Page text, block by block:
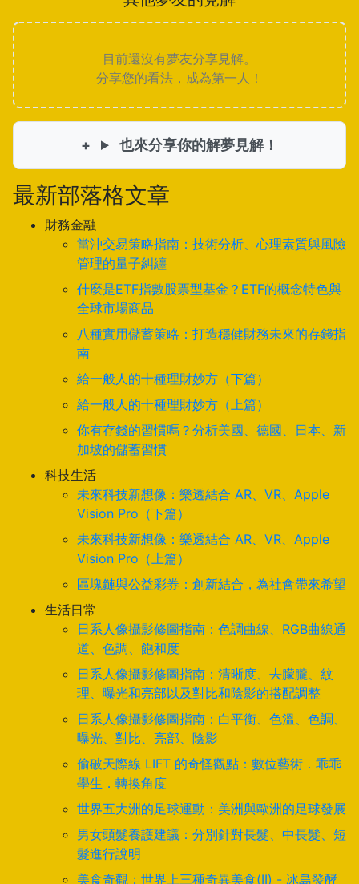
目前還沒有夢友分享見解。
分享您的看法，成為第一人！
也來分享你的解夢見解！
最新部落格文章
財務金融
當沖交易策略指南：技術分析、心理素質與風險
管理的量子糾纏
什麼是ETF指數股票型基金？ETF的概念特色與
全球市場商品
八種實用儲蓄策略：打造穩健財務未來的存錢指
南
給一般人的十種理財妙方（下篇）
給一般人的十種理財妙方（上篇）
你有存錢的習慣嗎？分析美國、德國、日本、新
加坡的儲蓄習慣
科技生活
未來科技新想像：樂透結合 AR、VR、Apple
Vision Pro（下篇）
未來科技新想像：樂透結合 AR、VR、Apple
Vision Pro（上篇）
區塊鏈與公益彩券：創新結合，為社會帶來希望
生活日常
日系人像攝影修圖指南：色調曲線、RGB曲線通
道、色調、飽和度
日系人像攝影修圖指南：清晰度、去朦朧、紋
理、曝光和亮部以及對比和陰影的搭配調整
日系人像攝影修圖指南：白平衡、色溫、色調、
曝光、對比、亮部、陰影
偷破天際線 LIFT 的奇怪觀點：數位藝術．乖乖
學生．轉換角度
世界五大洲的足球運動：美洲與歐洲的足球發展
男女頭髮養護建議：分別針對長髮、中長髮、短
髮進行說明
美食奇觀：世界上三種奇異美食(II) - 冰島發酵